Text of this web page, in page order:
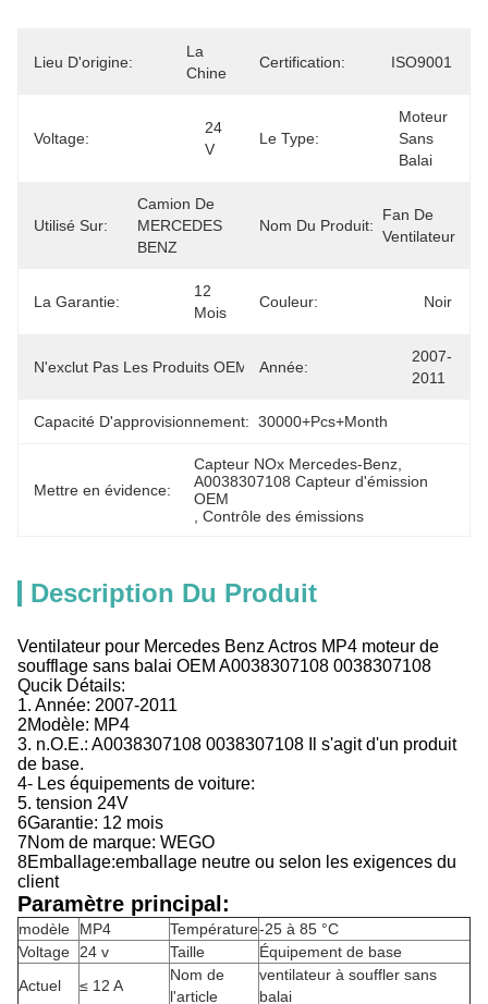
Lieu D'origine:
La
Chine
Certification: ISO9001
Voltage:
24
V
Le Type:
Moteur
Sans
Balai
Utilisé Sur:
Camion De
MERCEDES
BENZ
Nom Du Produit:
Fan De
Ventilateur
La Garantie:
12
Mois
Couleur: Noir
N'exclut Pas Les Produits OEM.:
0038307108
Année:
2007-
2011
Capacité D'approvisionnement: 30000+Pcs+Month
Mettre en évidence:
Capteur NOx Mercedes-Benz
A0038307108 Capteur d'émission
OEM
, Contrôle des émissions
Description Du Produit
Ventilateur pour Mercedes Benz Actros MP4 moteur de
soufflage sans balai OEM A0038307108 0038307108
Qucik Détails:
1. Année: 2007-2011
2Modèle: MP4
3. n.O.E.: A0038307108 0038307108 Il s'agit d'un produit
de base.
4- Les équipements de voiture:
5. tension 24V
6Garantie: 12 mois
7Nom de marque: WEGO
8Emballage:emballage neutre ou selon les exigences du
client
Paramètre principal:
modèle MP4 Température-25 à 85 °C
Voltage
24 v Taille
Équipement de base
Actuel
≤ 12 A
Nom de
l'article
ventilateur à souffler sans
balai